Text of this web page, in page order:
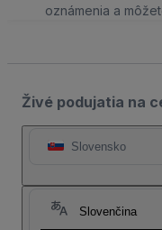
oznámenia a
Živé podujatia na
Slovensko
Slovenčina